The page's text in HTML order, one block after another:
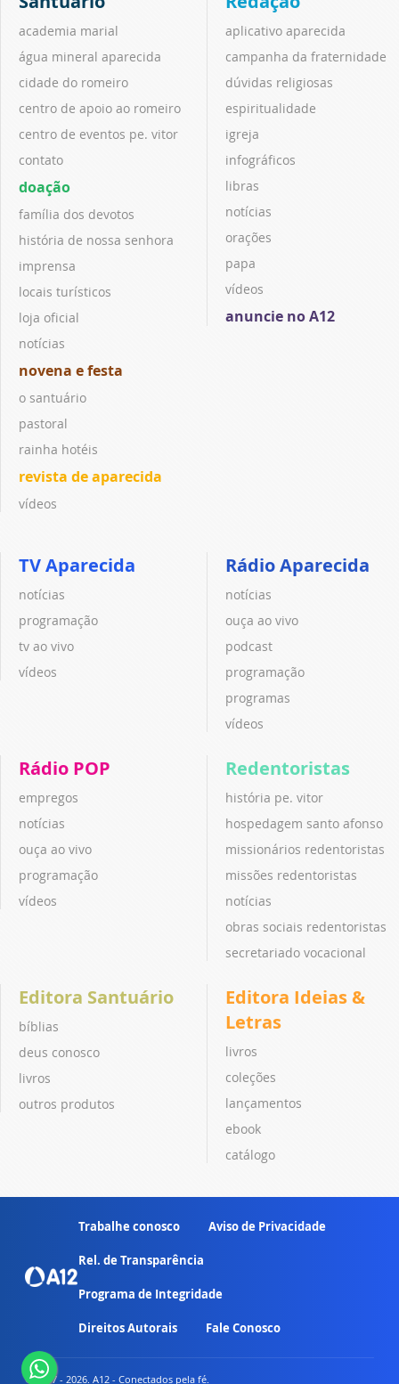
academia marial
água mineral aparecida
cidade do romeiro
centro de apoio ao romeiro
centro de eventos pe. vitor
contato
doação
família dos devotos
história de nossa senhora
imprensa
locais turísticos
loja oficial
notícias
novena e festa
o santuário
pastoral
rainha hotéis
revista de aparecida
vídeos
aplicativo aparecida
campanha da fraternidade
dúvidas religiosas
espiritualidade
igreja
infográficos
libras
notícias
orações
papa
vídeos
anuncie no A12
TV Aparecida
notícias
programação
tv ao vivo
vídeos
Rádio Aparecida
notícias
ouça ao vivo
podcast
programação
programas
vídeos
Rádio POP
empregos
notícias
ouça ao vivo
programação
vídeos
Redentoristas
história pe. vitor
hospedagem santo afonso
missionários redentoristas
missões redentoristas
notícias
obras sociais redentoristas
secretariado vocacional
Editora Santuário
bíblias
deus conosco
livros
outros produtos
Editora Ideias &
Letras
livros
coleções
lançamentos
ebook
catálogo
Trabalhe conosco Aviso de Privacidade
Rel. de Transparência
Programa de Integridade
Direitos Autorais Fale Conosco
© 2007 - 2026. A12 - Conectados pela fé.